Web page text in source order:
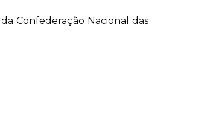
Confederação Nacional das